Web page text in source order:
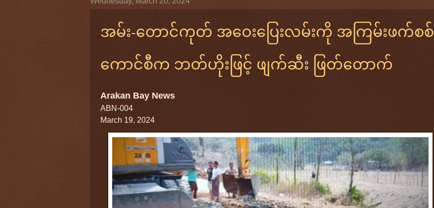
အမ်း-တောင်ကုတ် အဝေးပြေးလမ်းကို အကြမ်းဖက်စစ်
ကောင်စီက ဘတ်ဟိုးဖြင့် ဖျက်ဆီး ဖြတ်တောက်
Arakan Bay News
ABN-004
March 19, 2024